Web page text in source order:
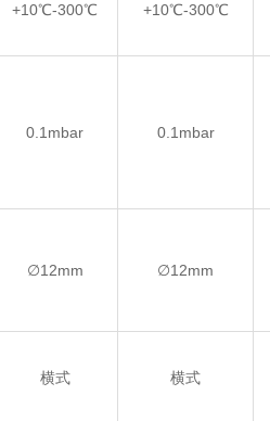
+10℃-300℃
+10℃-300℃
0.1mbar 0.1mbar
∅12mm ∅12mm
横式 横式